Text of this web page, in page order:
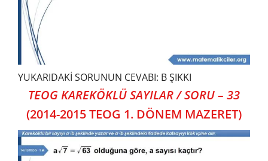
YUKARIDAKİ SORUNUN CEVABI: B ŞIKKI
TEOG KAREKÖKLÜ SAYILAR / SORU – 33
(2014-2015 TEOG 1. DÖNEM MAZERET)